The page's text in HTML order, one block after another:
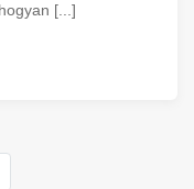
[...]